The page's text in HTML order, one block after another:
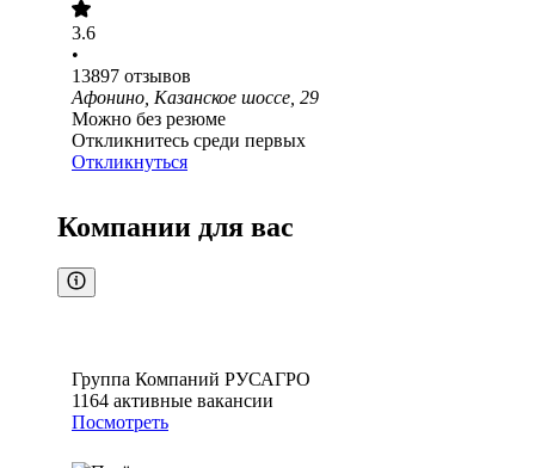
3.6
•
13897 отзывов
Афонино, Казанское шоссе, 29
Можно без резюме
Откликнитесь среди первых
Откликнуться
Компании для вас
Группа Компаний РУСАГРО
1164 активные вакансии
Посмотреть